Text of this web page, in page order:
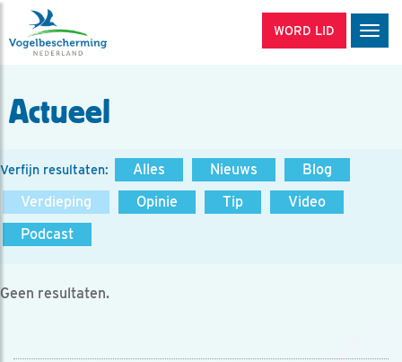
WORD LID
Actueel
Verfijn resultaten: Alles Nieuws
Blog
Verdieping
Opinie Tip
Video
Podcast
Geen resultaten.